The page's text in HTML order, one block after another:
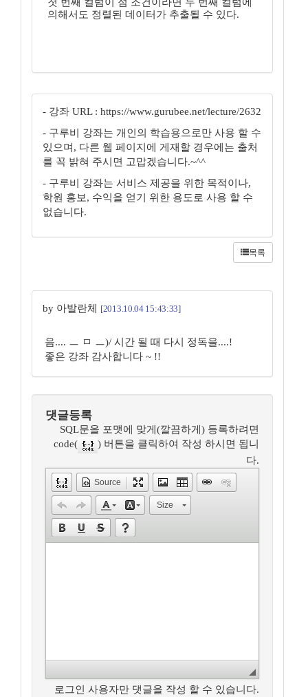
의해서도 정렬된 데이터가 추출될 수 있다.
- 강좌 URL : https://www.gurubee.net/lecture/2632
- 구루비 강좌는 개인의 학습용으로만 사용 할 수
있으며, 다른 웹 페이지에 게재할 경우에는 출처
를 꼭 밝혀 주시면 고맙겠습니다.~^^
- 구루비 강좌는 서비스 제공을 위한 목적이나,
학원 홍보, 수익을 얻기 위한 용도로 사용 할 수
없습니다.
목록
by 아발란체 [2013.10.04 15:43:33]
음.... ㅡ ㅁ ㅡ)/ 시간 될 때 다시 정독을....!
좋은 강좌 감사합니다 ~ !!
댓글등록
SQL문을 포맷에 맞게(깔끔하게) 등록하려면
code(
) 버튼을 클릭하여 작성 하시면 됩니
다.
Source
Size
로그인 사용자만 댓글을 작성 할 수 있습니다.